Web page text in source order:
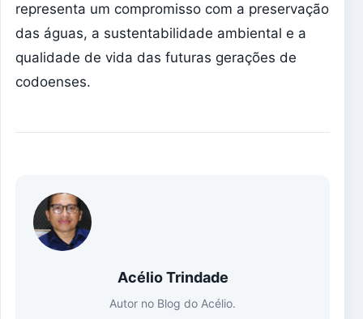
representa um compromisso com a preservação
das águas, a sustentabilidade ambiental e a
qualidade de vida das futuras gerações de
codoenses.
Acélio Trindade
Autor no Blog do Acélio.